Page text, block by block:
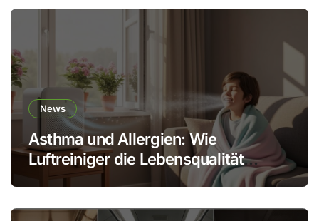
News
Asthma und Allergien: Wie
Luftreiniger die Lebensqualität
verbessern